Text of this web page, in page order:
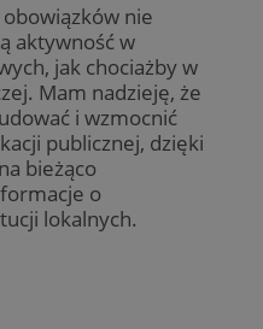
nie
aktywność w
jak chociażby w
Mam nadzieję, że
i wzmocnić
publicznej, dzięki
bieżąco
o
lokalnych.